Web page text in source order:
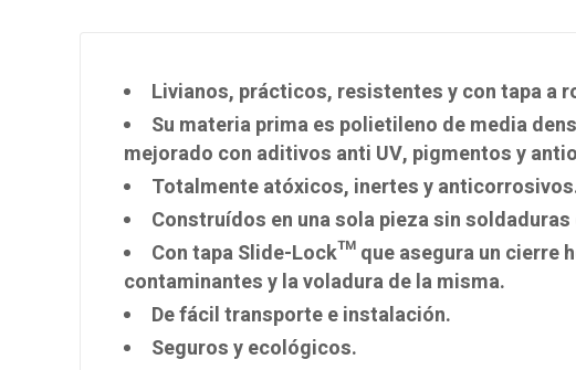
Livianos, prácticos, resistentes y con tapa a
Su materia prima es polietileno de media
mejorado con aditivos anti UV, pigmentos y
Totalmente atóxicos, inertes y
Construídos en una sola pieza sin
Con tapa Slide-Lock™ que asegura un cierre
contaminantes y la voladura de la misma.
De fácil transporte e instalación.
Seguros y ecológicos.